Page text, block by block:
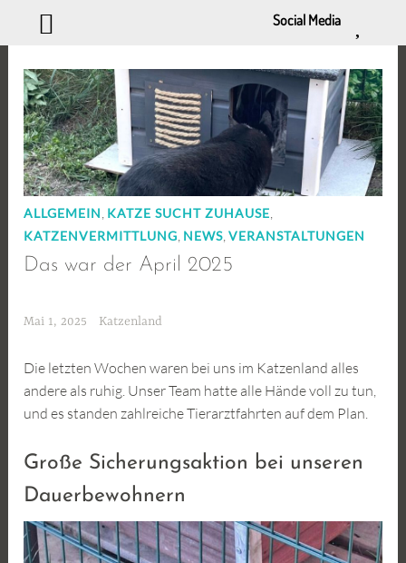
Inhalt
springen
ALLGEMEIN, KATZE SUCHT ZUHAUSE,
KATZENVERMITTLUNG, NEWS,VERANSTALTUNGEN
Das war der April 2025
Mai 1, 2025 Katzenland
Die letzten Wochen waren bei uns im Katzenland alles
andere als ruhig. Unser Team hatte alle Hände voll zu tun,
und es standen zahlreiche Tierarztfahrten auf dem Plan.
Große Sicherungsaktion bei unseren
Dauerbewohnern
Social Media